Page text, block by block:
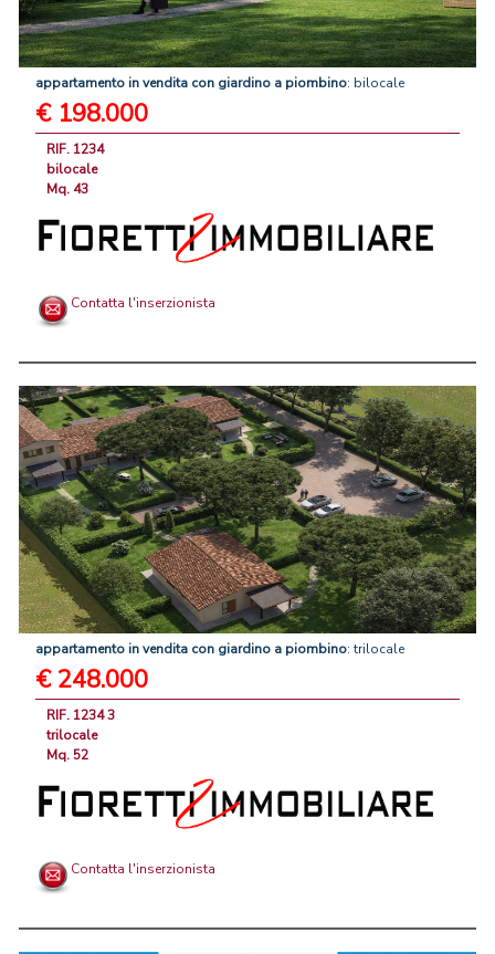
appartamento invendita con giardino a piombino: bilocale
€ 198.000
RIF. 1234
bilocale
Mq. 43
Contatta l'inserzionista
appartamento invendita con giardino a piombino: trilocale
€ 248.000
RIF. 1234 3
trilocale
Mq. 52
Contatta l'inserzionista